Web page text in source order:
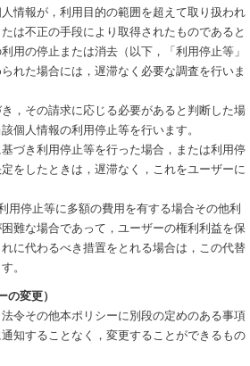
情報が，利用目的の範囲を超えて取り扱われ
は不正の手段により取得されたものであると
用の停止または消去（以下，「利用停止等」
れた場合には，遅滞なく必要な調査を行いま
，その請求に応じる必要があると判断した場
個人情報の利用停止等を行います。
づき利用停止等を行った場合，または利用停
をしたときは，遅滞なく，これをユーザーに
用停止等に多額の費用を有する場合その他利
難な場合であって，ユーザーの権利利益を保
に代わるべき措置をとれる場合は，この代替
。
変更）
令その他本ポリシーに別段の定めのある事項
知することなく，変更することができるもの